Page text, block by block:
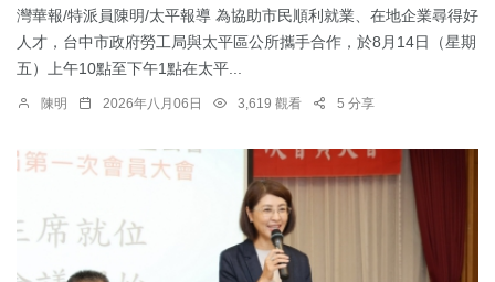
灣華報/特派員陳明/太平報導 為協助市民順利就業、在地企業尋得好
人才，台中市政府勞工局與太平區公所攜手合作，於8月14日（星期
五）上午10點至下午1點在太平...
陳明 2026年八月06日 3,619 觀看 5 分享